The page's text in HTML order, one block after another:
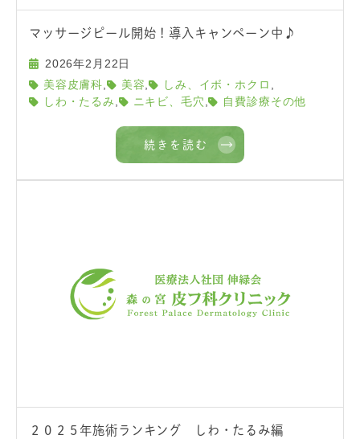
マッサージピール開始！導入キャンペーン中♪
2026年2月22日
美容皮膚科, 美容, しみ、イボ・ホクロ ,
しわ・たるみ , ニキビ、毛穴 , 自費診療その他
続きを読む
２０２５年施術ランキング しわ・たるみ編